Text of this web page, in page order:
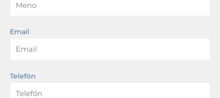
Email
Telefón